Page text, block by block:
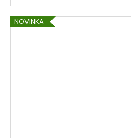
NOVINKA